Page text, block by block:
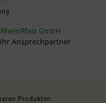
GmbH
Ansprechpartner
Produkten